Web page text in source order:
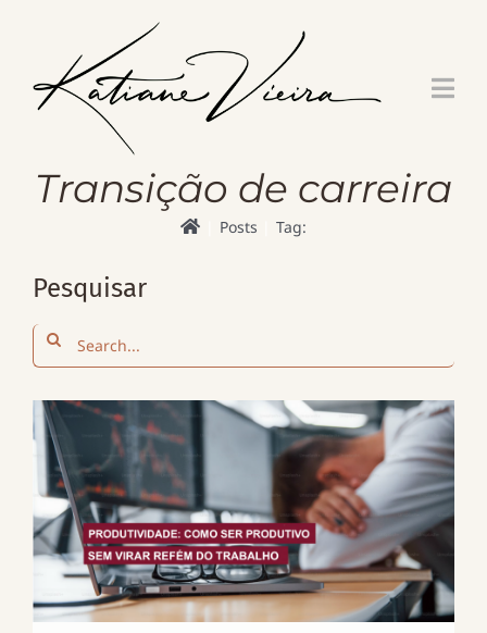
Transição de carreira
Posts Tag:
Pesquisar
Search
for: